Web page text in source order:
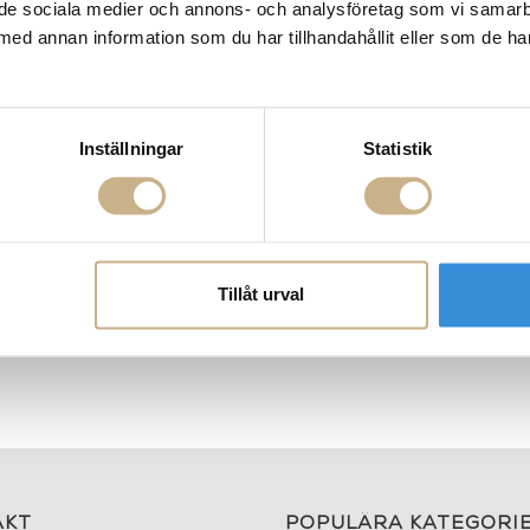
sociala medier och annons- och analysföretag som vi
annan information som du har tillhandahållit eller som de
Inställningar Statistik
Tillåt urval
POPULÄRA